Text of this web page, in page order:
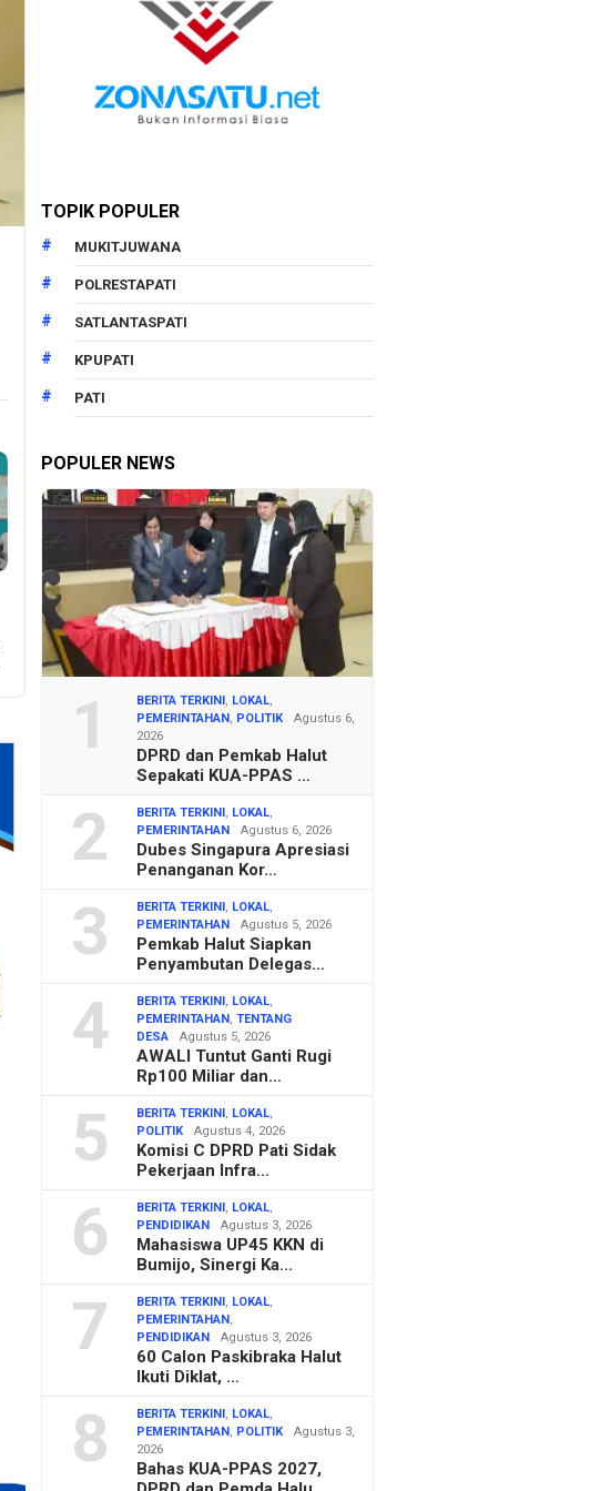
TOPIK POPULER
MUKITJUWANA
POLRESTAPATI
SATLANTASPATI
KPUPATI
PATI
POPULER NEWS
1 BERITA TERKINI , LOKAL,
PEMERINTAHAN , POLITIK
Agustus 6,
2026
DPRD dan Pemkab Halut
Sepakati KUA-PPAS …
2 BERITA TERKINI , LOKAL,
PEMERINTAHAN
Agustus 6, 2026
Dubes Singapura Apresiasi
Penanganan Kor…
3 BERITA TERKINI , LOKAL,
PEMERINTAHAN
Agustus 5, 2026
Pemkab Halut Siapkan
Penyambutan Delegas…
4 BERITA TERKINI , LOKAL,
PEMERINTAHAN ,TENTANG
DESA
Agustus 5, 2026
AWALI Tuntut Ganti Rugi
Rp100 Miliar dan…
5 BERITA TERKINI , LOKAL,
POLITIK
Agustus 4, 2026
Komisi C DPRD Pati Sidak
Pekerjaan Infra…
6 BERITA TERKINI , LOKAL,
PENDIDIKAN
Agustus 3, 2026
Mahasiswa UP45 KKN di
Bumijo, Sinergi Ka…
7 BERITA TERKINI , LOKAL,
PEMERINTAHAN ,
PENDIDIKAN
Agustus 3, 2026
60 Calon Paskibraka Halut
Ikuti Diklat, …
8 BERITA TERKINI , LOKAL,
PEMERINTAHAN , POLITIK
Agustus 3,
2026
Bahas KUA-PPAS 2027,